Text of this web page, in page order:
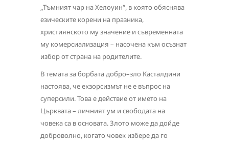
„Тъмният чар на Хелоуин“, в която обяснява
езическите корени на празника,
християнското му значение и съвременната
му комерсиализация – насочена към осъзнат
избор от страна на родителите.
В темата за борбата добро–зло Касталдини
настоява, че екзорсизмът не е въпрос на
суперсили. Това е действие от името на
Църквата – личният ум и свободата на
човека са в основата. Злото може да дойде
доброволно, когато човек избере да го